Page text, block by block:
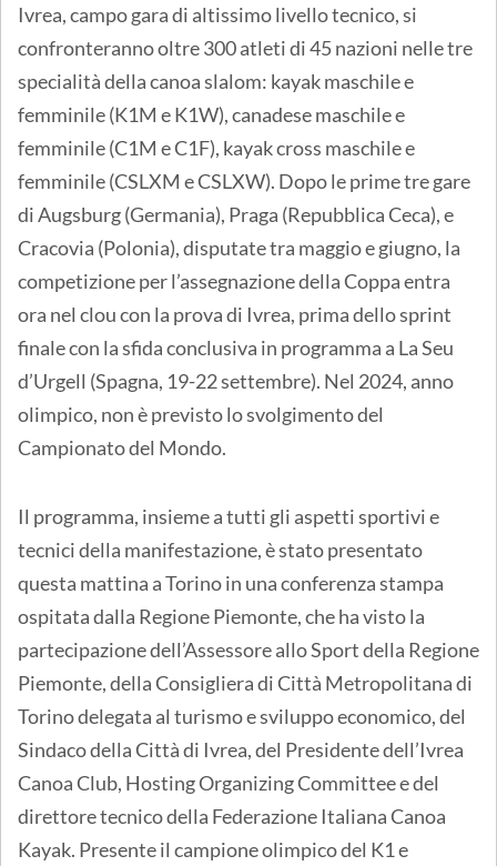
Ivrea, campo gara di altissimo livello tecnico, si
confronteranno oltre 300 atleti di 45 nazioni nelle tre
specialità della canoa slalom: kayak maschile e
femminile (K1M e K1W), canadese maschile e
femminile (C1M e C1F), kayak cross maschile e
femminile (CSLXM e CSLXW). Dopo le prime tre gare
di Augsburg (Germania), Praga (Repubblica Ceca), e
Cracovia (Polonia), disputate tra maggio e giugno, la
competizione per l’assegnazione della Coppa entra
ora nel clou con la prova di Ivrea, prima dello sprint
finale con la sfida conclusiva in programma a La Seu
d’Urgell (Spagna, 19-22 settembre). Nel 2024, anno
olimpico, non è previsto lo svolgimento del
Campionato del Mondo.
Il programma, insieme a tutti gli aspetti sportivi e
tecnici della manifestazione, è stato presentato
questa mattina a Torino in una conferenza stampa
ospitata dalla Regione Piemonte, che ha visto la
partecipazione dell’Assessore allo Sport della Regione
Piemonte, della Consigliera di Città Metropolitana di
Torino delegata al turismo e sviluppo economico, del
Sindaco della Città di Ivrea, del Presidente dell’Ivrea
Canoa Club, Hosting Organizing Committee e del
direttore tecnico della Federazione Italiana Canoa
Kayak. Presente il campione olimpico del K1 e